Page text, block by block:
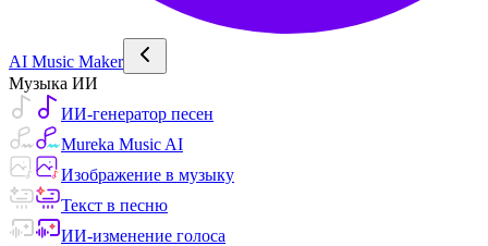
AI Music Maker
Музыка ИИ
ИИ-генератор песен
Mureka Music AI
Изображение в музыку
Текст в песню
ИИ-изменение голоса